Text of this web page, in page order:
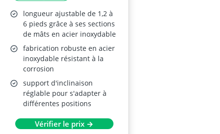
longueur ajustable de 1,2 à
6 pieds grâce à ses sections
de mâts en acier inoxydable
fabrication robuste en acier
inoxydable résistant à la
corrosion
support d'inclinaison
réglable pour s'adapter à
différentes positions
Vérifier le prix →